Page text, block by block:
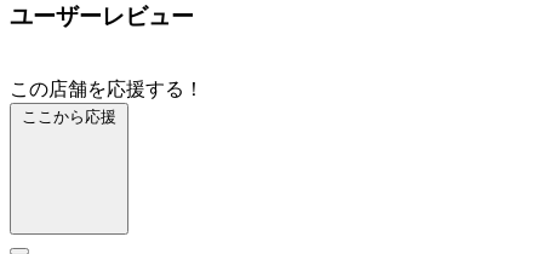
ユーザーレビュー
この店舗を応援する！
ここから応援